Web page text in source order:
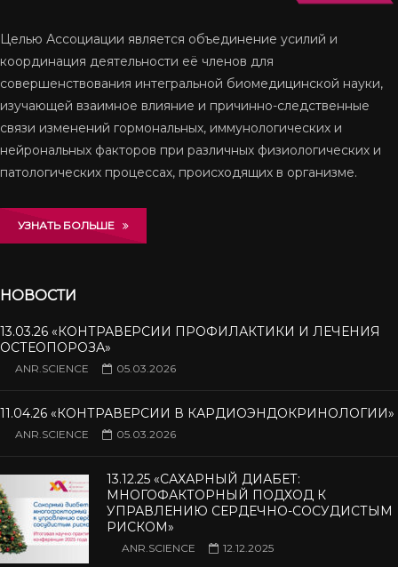
Целью Ассоциации является объединение усилий и
координация деятельности её членов для
совершенствования интегральной биомедицинской науки,
изучающей взаимное влияние и причинно-следственные
связи изменений гормональных, иммунологических и
нейрональ­ных факторов при различных физиологических и
патологических процессах, происходящих в организме.
УЗНАТЬ БОЛЬШЕ
НОВОСТИ
13.03.26 «КОНТРАВЕРСИИ ПРОФИЛАКТИКИ И ЛЕЧЕНИЯ
ОСТЕОПОРОЗА»
ANR.SCIENCE 05.03.2026
11.04.26 «КОНТРАВЕРСИИ В КАРДИОЭНДОКРИНОЛОГИИ»
ANR.SCIENCE 05.03.2026
13.12.25 «САХАРНЫЙ ДИАБЕТ:
МНОГОФАКТОРНЫЙ ПОДХОД К
УПРАВЛЕНИЮ СЕРДЕЧНО-СОСУДИСТЫМ
РИСКОМ»
ANR.SCIENCE 12.12.2025